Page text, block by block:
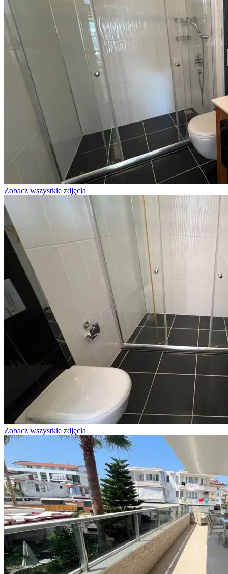
Zobacz wszystkie zdjęcia
Zobacz wszystkie zdjęcia